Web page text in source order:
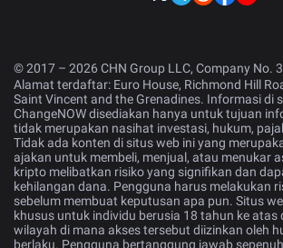
© 2017 – 2026 CHN Group LLC, Company No.
Alamat terdaftar: Euro House, Richmond Hill
Saint Vincent and the Grenadines. Informasi di
ChangeNOW disediakan hanya untuk tujuan
tidak merupakan nasihat investasi, hukum,
Tidak ada konten di situs web ini yang
ajakan untuk membeli, menjual, atau menukar
kripto melibatkan risiko yang signifikan dan
kehilangan dana. Pengguna harus melakukan
sebelum membuat keputusan apa pun. Situs
khusus untuk individu berusia 18 tahun ke atas
wilayah di mana akses tersebut diizinkan oleh
berlaku. Pengguna bertanggung jawab